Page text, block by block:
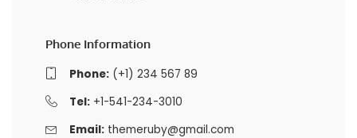
Phone Information
Phone:(+1) 234 567 89
Tel:+1-541-234-3010
Email: themeruby@gmail.com